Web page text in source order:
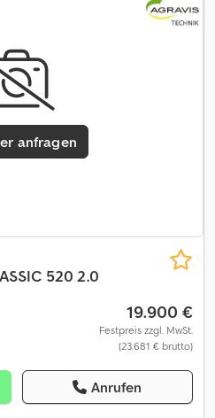
anfragen
520 2.0
19.900 €
Festpreis zzgl. MwSt.
(23.681 € brutto)
Anrufen